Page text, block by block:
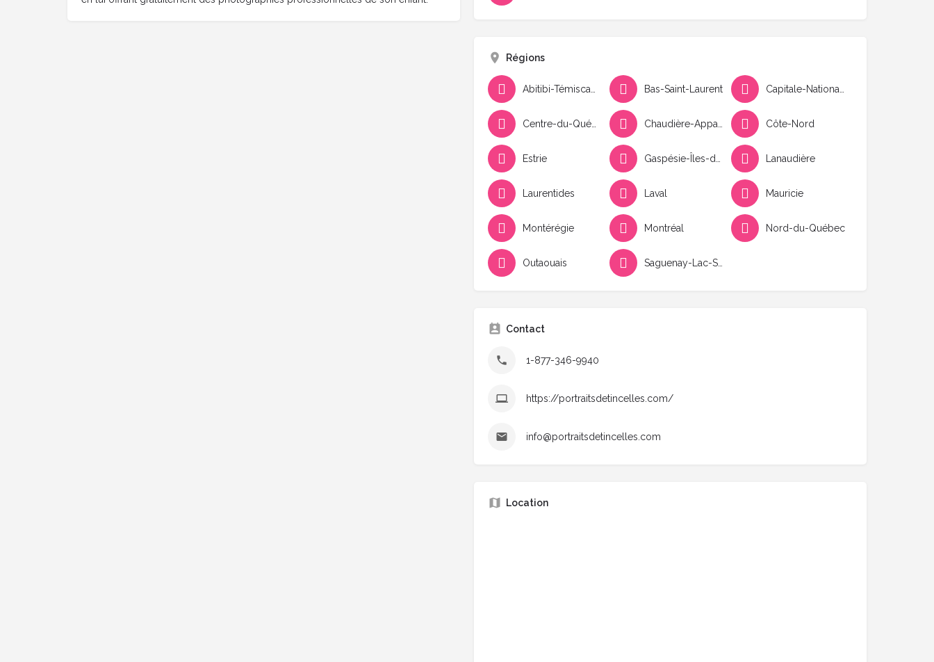
Régions
Abitibi-Témiscamingue Bas-Saint-Laurent Capitale-Nationale
Centre-du-Québec Chaudière-Appalaches Côte-Nord
Estrie Gaspésie-Îles-de-la-Madeleine Lanaudière
Laurentides Laval Mauricie
Montérégie Montréal Nord-du-Québec
Outaouais Saguenay-Lac-Saint-Jean
Contact
1-877-346-9940
https://portraitsdetincelles.com/
info@portraitsdetincelles.com
Location